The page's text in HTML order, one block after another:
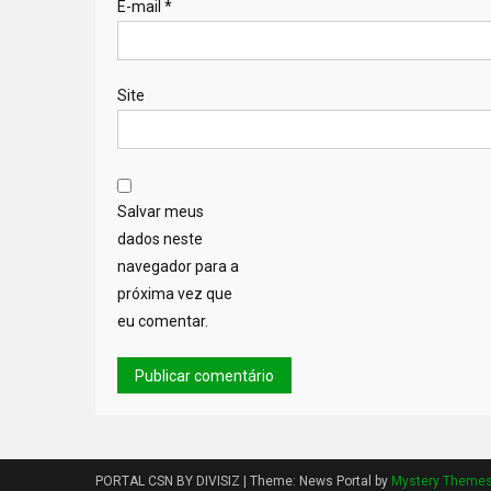
E-mail *
Site
Salvar meus
dados neste
navegador para a
próxima vez que
eu comentar.
PORTAL CSN BY DIVISIZ Theme: News Portal by Mystery